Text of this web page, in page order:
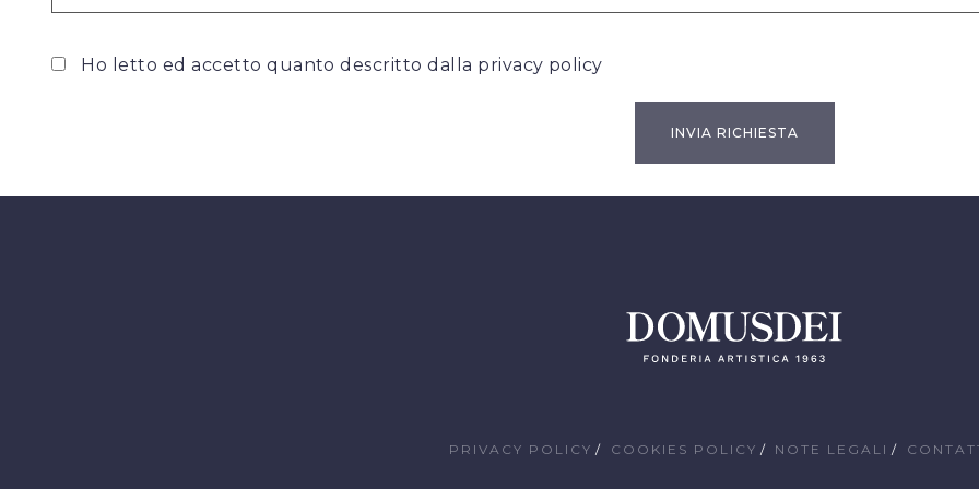
Ho letto ed accetto quanto descritto dalla privacy policy
PRIVACY POLICY COOKIES POLICY NOTE LEGALI